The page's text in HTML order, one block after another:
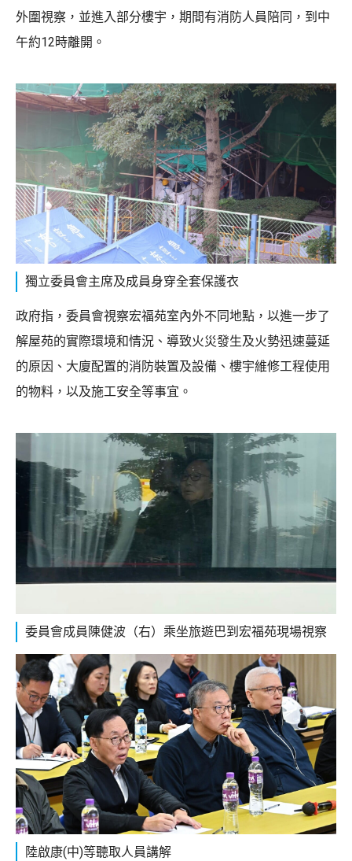
外圍視察，並進入部分樓宇，期間有消防人員陪同，到中
午約12時離開。
獨立委員會主席及成員身穿全套保護衣
政府指，委員會視察宏福苑室內外不同地點，以進一步了
解屋苑的實際環境和情況、導致火災發生及火勢迅速蔓延
的原因、大廈配置的消防裝置及設備、樓宇維修工程使用
的物料，以及施工安全等事宜。
委員會成員陳健波（右）乘坐旅遊巴到宏福苑現場視察
陸啟康(中)等聽取人員講解